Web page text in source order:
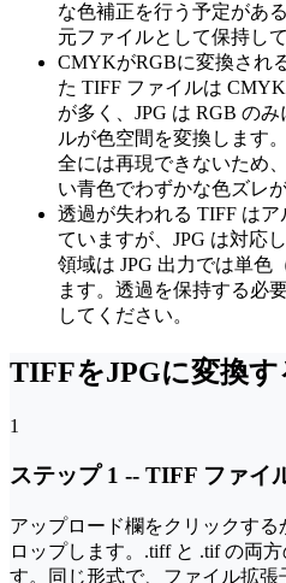
な色補正を行う予定があ
元ファイルとして保持し
CMYKがRGBに変換され
た TIFF ファイルは
が多く、JPG は RGB の
ルが色空間を変換します
全には再現できないため
い青色でわずかな色ズレ
透過が失われる TIFF はア
ていますが、JPG は対応
領域は JPG 出力では単色
ます。透過を保持する必
してください。
TIFFをJPGに変換す
1
ステップ 1 -- TIFF ファイ
アップロード欄をクリックす
ロップします。.tiff と .tif の両
す。同じ形式で、ファイル拡